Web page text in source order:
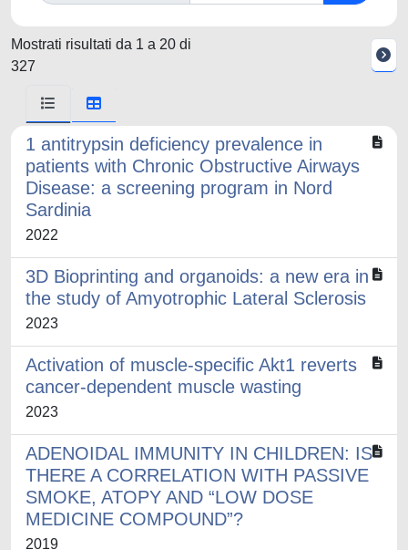
Mostrati risultati da 1 a 20 di
327
1 antitrypsin deficiency prevalence in
patients with Chronic Obstructive Airways
Disease: a screening program in Nord
Sardinia
2022
3D Bioprinting and organoids: a new era in
the study of Amyotrophic Lateral Sclerosis
2023
Activation of muscle-specific Akt1 reverts
cancer-dependent muscle wasting
2023
ADENOIDAL IMMUNITY IN CHILDREN: IS
THERE A CORRELATION WITH PASSIVE
SMOKE, ATOPY AND “LOW DOSE
MEDICINE COMPOUND”?
2019